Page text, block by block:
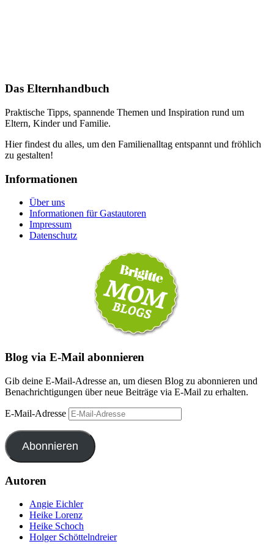
Das Elternhandbuch
Praktische Tipps, spannende Themen und Inspiration rund um
Eltern, Kinder und Familie.
Hier findest du alles, um den Familienalltag entspannt und fröhlich
zu gestalten!
Informationen
Über uns
Informationen für Gastautoren
Impressum
Datenschutz
Blog via E-Mail abonnieren
Gib deine E-Mail-Adresse an, um diesen Blog zu abonnieren und
Benachrichtigungen über neue Beiträge via E-Mail zu erhalten.
E-Mail-Adresse
Abonnieren
Autoren
Angie Eichler
Heike Lorenz
Heike Schoch
Holger Schöttelndreier